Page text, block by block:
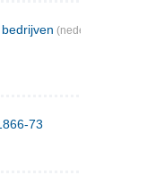
(nederlandsk)
73